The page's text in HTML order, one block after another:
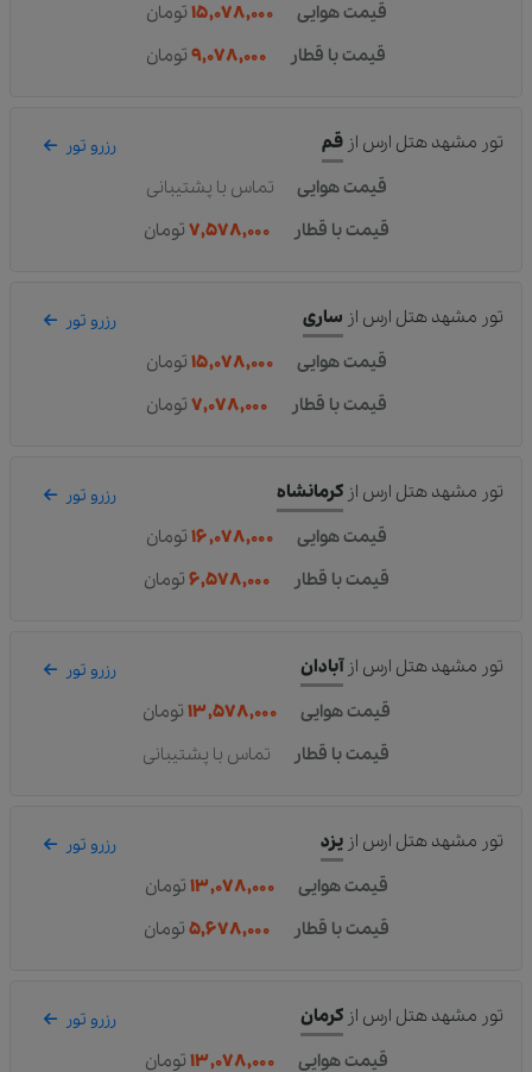
قیمت هوایی ۱۵,۰۷۸,۰۰۰ تومان
قیمت با قطار
۹,۰۷۸,۰۰۰ تومان
تور مشهد هتل ارس از قم رزرو تور
قیمت هوایی
تماس با پشتیبانی
قیمت با قطار
۷,۵۷۸,۰۰۰ تومان
تور مشهد هتل ارس از ساری رزرو تور
قیمت هوایی ۱۵,۰۷۸,۰۰۰ تومان
قیمت با قطار
۷,۰۷۸,۰۰۰ تومان
تور مشهد هتل ارس از کرمانشاه رزرو تور
قیمت هوایی ۱۶,۰۷۸,۰۰۰ تومان
قیمت با قطار
۶,۵۷۸,۰۰۰ تومان
تور مشهد هتل ارس ازآبادان رزرو تور
قیمت هوایی ۱۳,۵۷۸,۰۰۰ تومان
قیمت با قطار
تماس با پشتیبانی
تور مشهد هتل ارس از یزد رزرو تور
قیمت هوایی ۱۳,۰۷۸,۰۰۰ تومان
قیمت با قطار
۵,۶۷۸,۰۰۰ تومان
تور مشهد هتل ارس از کرمان رزرو تور
قیمت هوایی ۱۳,۰۷۸,۰۰۰ تومان